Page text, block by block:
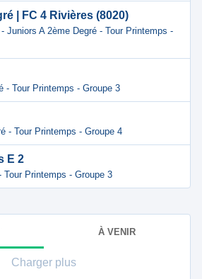
| FC 4 Rivières (8020)
Juniors A 2ème Degré - Tour Printemps -
- Tour Printemps - Groupe 3
- Tour Printemps - Groupe 4
E 2
Printemps - Groupe 3
À VENIR
Charger plus